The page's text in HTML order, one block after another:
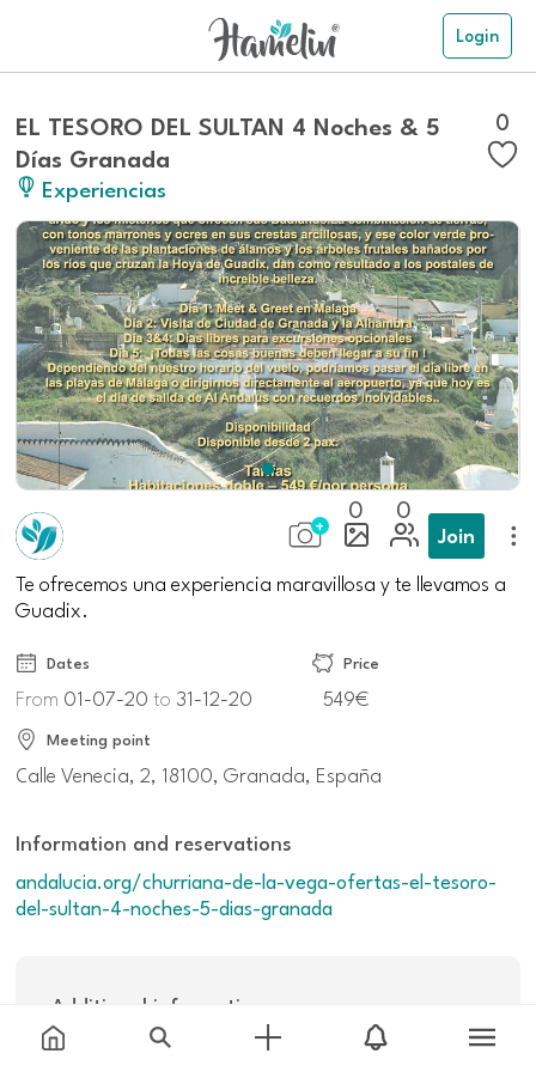
Login
EL TESORO DEL SULTAN 4 Noches & 5
Días Granada
Experiencias
0
0 0
Join
Te ofrecemos una experiencia maravillosa y te llevamos a
Guadix.
Dates
From 01-07-20to 31-12-20
Price
549€
Meeting point
Calle Venecia, 2, 18100, Granada, España
Information and reservations
andalucia.org/churriana-de-la-vega-ofertas-el-tesoro-
del-sultan-4-noches-5-dias-granada
Additional information